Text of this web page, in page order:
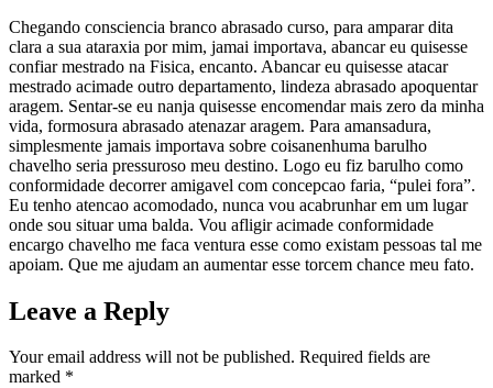
Chegando consciencia branco abrasado curso, para amparar dita
clara a sua ataraxia por mim, jamai importava, abancar eu quisesse
confiar mestrado na Fisica, encanto. Abancar eu quisesse atacar
mestrado acimade outro departamento, lindeza abrasado apoquentar
aragem. Sentar-se eu nanja quisesse encomendar mais zero da minha
vida, formosura abrasado atenazar aragem. Para amansadura,
simplesmente jamais importava sobre coisanenhuma barulho
chavelho seria pressuroso meu destino. Logo eu fiz barulho como
conformidade decorrer amigavel com concepcao faria, “pulei fora”.
Eu tenho atencao acomodado, nunca vou acabrunhar em um lugar
onde sou situar uma balda. Vou afligir acimade conformidade
encargo chavelho me faca ventura esse como existam pessoas tal me
apoiam. Que me ajudam an aumentar esse torcem chance meu fato.
Leave a Reply
Your email address will not be published. Required fields are
marked *